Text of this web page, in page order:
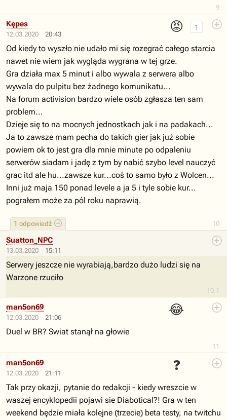
9
12.03.2020 20:43
😡
10
1
1 odpowiedź
Kępes
Od kiedy to wyszło nie udało mi się rozegrać całego starcia
nawet nie wiem jak wygląda wygrana w tej grze.
Gra działa max 5 minut i albo wywala z serwera albo
wywala do pulpitu bez żadnego komunikatu...
Na forum activision bardzo wiele osób zgłasza ten sam
problem...
Dzieje się to na mocnych jednostkach jak i na padakach...
Ja to zawsze mam pecha do takich gier jak już sobie
powiem ok to jest gra dla mnie minute po odpaleniu
serwerów siadam i jadę z tym by nabić szybo level nauczyć
grac itd ale hu...zawsze kur...coś to samo było z Wolcen...
Inni już maja 150 ponad levele a ja 5 i tyle sobie kur...
pograłem może za pól roku naprawią.
13.03.2020 15:11
10.1
Suatton_NPC
Serwery jeszcze nie wyrabiają,bardzo dużo ludzi się na
Warzone rzuciło
12.03.2020 21:06
😂
11
man5on69
Duel w BR? Swiat stanął na głowie
12.03.2020 21:11
❓
man5on69
Tak przy okazji, pytanie do redakcji - kiedy wreszcie w
waszej encyklopedii pojawi sie Diabotical?! Gra w ten
weekend będzie miała kolejne (trzecie) beta testy, na twitchu